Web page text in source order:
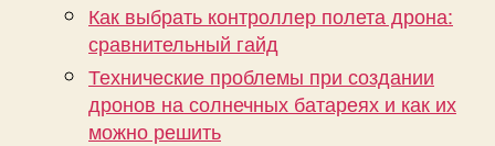
Как выбрать контроллер полета дрона:
сравнительный гайд
Технические проблемы при создании
дронов на солнечных батареях и как их
можно решить